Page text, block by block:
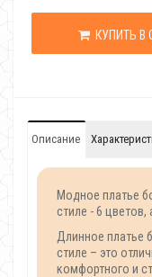
КУПИТЬ В
Описание
Модное платье
стиле - 6 цветов,
Длинное платье
стиле – это
комфортного и